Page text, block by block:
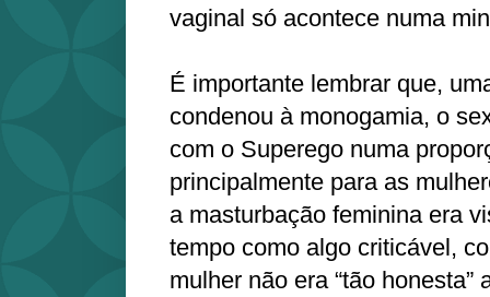
vaginal só acontece numa
É importante lembrar que,
condenou à monogamia, o
com o Superego numa
principalmente para as
a masturbação feminina era
tempo como algo criticável,
mulher não era “tão honesta”